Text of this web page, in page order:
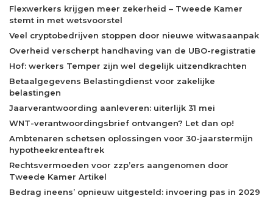
Flexwerkers krijgen meer zekerheid – Tweede Kamer
stemt in met wetsvoorstel
Veel cryptobedrijven stoppen door nieuwe witwasaanpak
Overheid verscherpt handhaving van de UBO-registratie
Hof: werkers Temper zijn wel degelijk uitzendkrachten
Betaalgegevens Belastingdienst voor zakelijke
belastingen
Jaarverantwoording aanleveren: uiterlijk 31 mei
WNT-verantwoordingsbrief ontvangen? Let dan op!
Ambtenaren schetsen oplossingen voor 30-jaarstermijn
hypotheekrenteaftrek
Rechtsvermoeden voor zzp’ers aangenomen door
Tweede Kamer Artikel
Bedrag ineens’ opnieuw uitgesteld: invoering pas in 2029